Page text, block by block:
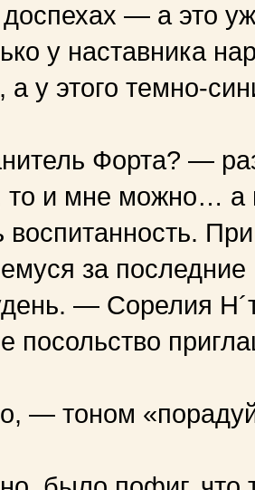
— а это
у наставника
у этого темно-
Форта? —
то и мне можно… а
воспитанность.
за
— Сорелия
посольство
— тоном